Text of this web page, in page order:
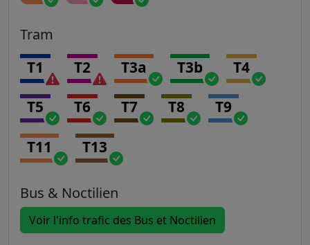
Tram
T1 T2 T3a T3b T4
T5 T6 T7 T8 T9
T11 T13
Bus & Noctilien
Voir l'info trafic des Bus et Noctilien